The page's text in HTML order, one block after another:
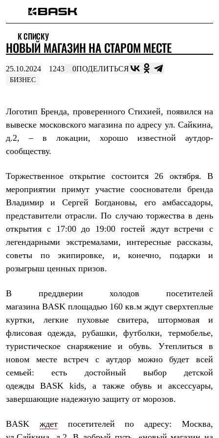
Интернет-магазин
Мужская одежда
Утепленная пухом
Куртки
Брюки
Жилеты
Куртки
Штормовая одежда
Куртки
Брюки
Софтшелл одежда
Брюки
Куртки
Брюки
Жилеты
Термобелье
Теплое термобелье
Среднее термобелье
Лёгкая одежда
Футболки
Брюки
Шорты
Утепленная пухом
Куртки
Брюки
Жилеты
Утепленная синтетикой
Куртки
Штормовая одежда
Куртки
Брюки
Лёгкая одежда
К СПИСКУ
НОВЫЙ МАГАЗИН НА СТАРОМ МЕСТЕ
25.10.2024 1243 0ПОДЕЛИТЬСЯ
БИЗНЕС
Логотип Бренда, проверенного Стихией, появился на
вывеске московского магазина по адресу ул. Сайкина,
д.2, – в локации, хорошо известной аутдор-
сообществу.
Торжественное открытие состоится 26 октября. В
мероприятии примут участие сооснователи бренда
Владимир и Сергей Богдановы, его амбассадоры,
представители отрасли. По случаю торжества в день
открытия с 17:00 до 19:00 гостей ждут встречи с
легендарными экстремалами, интересные рассказы,
советы по экипировке, и, конечно, подарки и
розыгрыш ценных призов.
В преддверии холодов посетителей
магазина BASK площадью 160 кв.м ждут сверхтеплые
куртки, легкие пуховые свитера, штормовая и
флисовая одежда, рубашки, футболки, термобелье,
туристическое снаряжение и обувь. Утеплиться в
новом месте встреч с аутдор можно будет всей
семьей: есть достойный выбор детской
одежды
BASK kids, а также обувь и аксессуары,
завершающие надежную защиту от морозов.
BASK ждетпосетителей по адресу: Москва,